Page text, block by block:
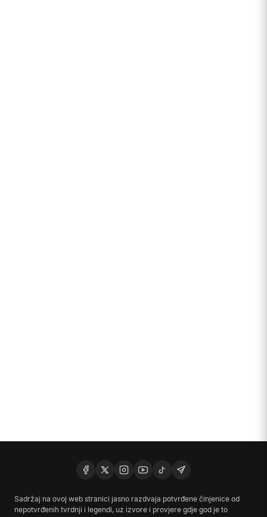
Sadržaj na ovoj web stranici jasno razdvaja potvrđene činjenice od
nepotvrđenih tvrdnji i legendi, uz izvore i provjere gdje god je to